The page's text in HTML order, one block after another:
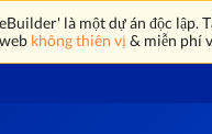
là một dự án độc lập.
không thiên vị & miễn phí